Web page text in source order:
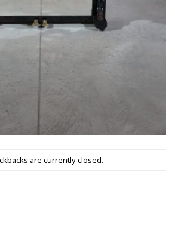
are currently closed.